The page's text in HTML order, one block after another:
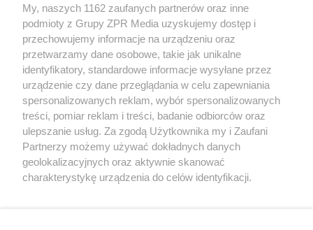
Żaden utwór zamieszczony w serwisie nie może być powielany i
rozpowszechniany lub dalej rozpowszechniany w jakikolwiek sposób
(w tym także elektroniczny lub mechaniczny) na jakimkolwiek polu
eksploatacji w jakiejkolwiek formie, włącznie z umieszczaniem w
Internecie bez pisemnej zgody właściciela praw. Jakiekolwiek użycie
lub wykorzystanie utworów w całości lub w części z naruszeniem
prawa, tzn. bez właściwej zgody, jest zabronione pod groźbą kary i
może być ścigane prawnie.
O nas
My, naszych 1162 zaufanych partnerów oraz inne
podmioty z Grupy ZPR Media uzyskujemy dostęp i
przechowujemy informacje na urządzeniu oraz
przetwarzamy dane osobowe, takie jak unikalne
identyfikatory, standardowe informacje wysyłane przez
urządzenie czy dane przeglądania w celu zapewniania
spersonalizowanych reklam, wybór spersonalizowanych
treści, pomiar reklam i treści, badanie odbiorców oraz
ulepszanie usług. Za zgodą Użytkownika my i Zaufani
Partnerzy możemy używać dokładnych danych
geolokalizacyjnych oraz aktywnie skanować
charakterystykę urządzenia do celów identyfikacji.